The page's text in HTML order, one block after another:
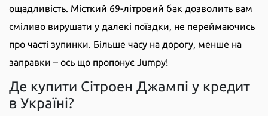
ощадливість. Місткий 69-літровий бак дозволить вам
сміливо вирушати у далекі поїздки, не переймаючись
про часті зупинки. Більше часу на дорогу, менше на
заправки – ось що пропонує Jumpy!
Де купити Сітроен Джампі у кредит
в Україні?